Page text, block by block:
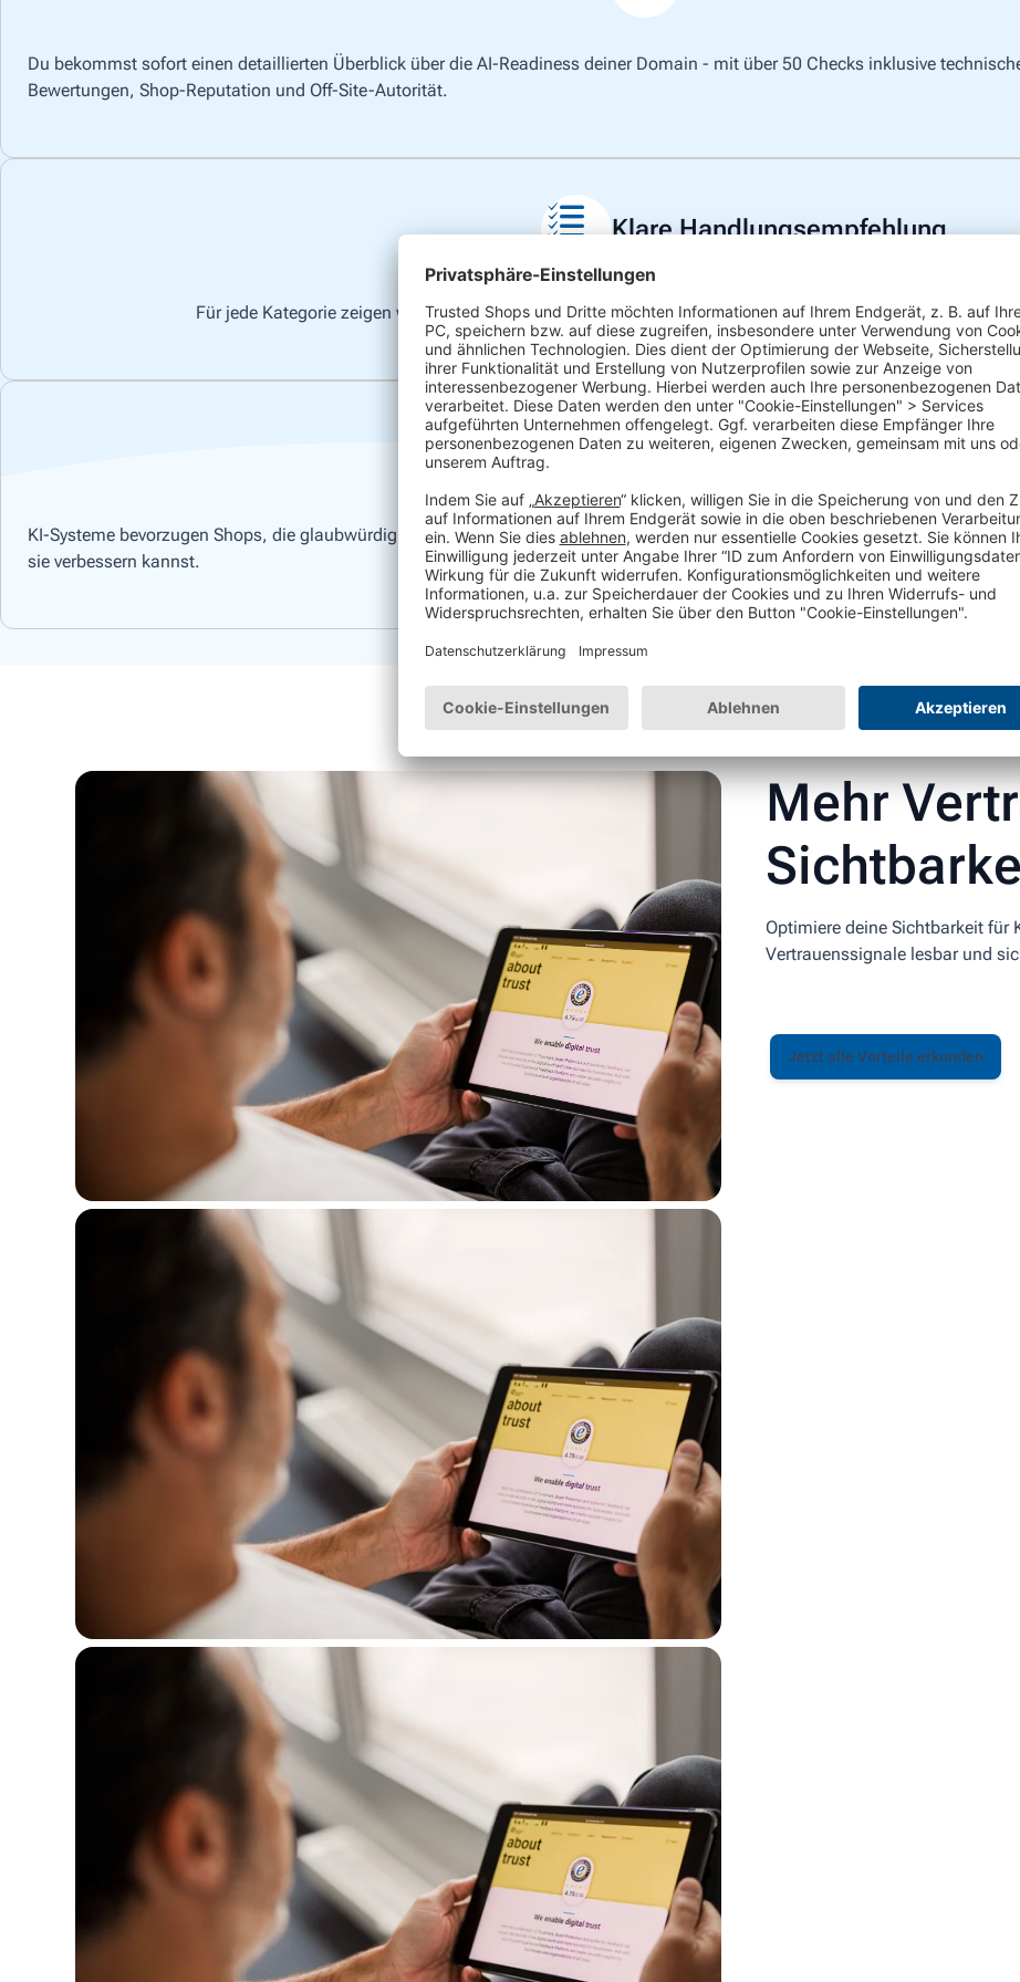
Du bekommst sofort einen detaillierten Überblick über die AI-Readiness deiner Domain - mit über 50 Checks inklusive
Bewertungen, Shop-Reputation und Off-Site-Autorität.
Klare Handlungsempfehlung
Für jede Kategorie zeigen wir dir konkret, welche Optimierungen deine AI-Visibility sofort stärken und
Fokus auf Vertrauen
KI-Systeme bevorzugen Shops, die glaubwürdig, häufig erwähnt und positiv bewertet sind. Das AI-Trust Audit zeigt dir, wie
sie verbessern kannst.
Mehr
Optimiere deine Sichtbarkeit für
Vertrauenssignale lesbar und
Jetzt alle Vorteile erkunden